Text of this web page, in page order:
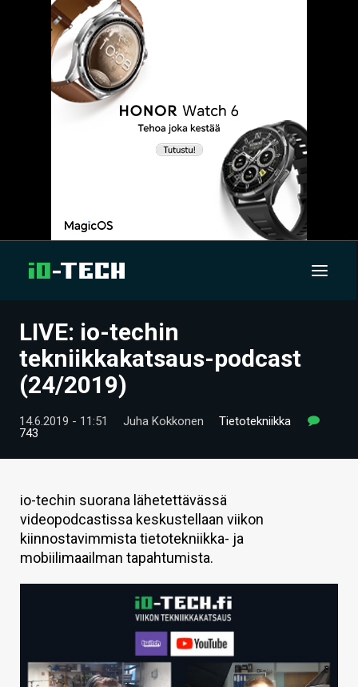
UUTISET
ARTIKKELIT
VIDEOT
HINTA.FI
KAUPPA
VAIHDA TEEMA
HAKU
LIVE: io-techin
tekniikkakatsaus-podcast
(24/2019)
14.6.2019 - 11:51 Juha Kokkonen
Tietotekniikka
743
io-techin suorana lähetettävässä
videopodcastissa keskustellaan viikon
kiinnostavimmista tietotekniikka- ja
mobiilimaailman tapahtumista.